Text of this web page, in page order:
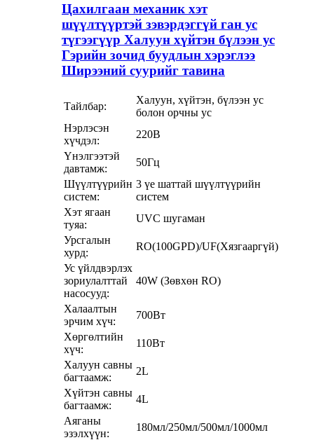
Цахилгаан механик хэт
шүүлтүүртэй зэвэрдэггүй ган ус
түгээгүүр Халуун хүйтэн бүлээн ус
Гэрийн зочид буудлын хэрэглээ
Ширээний суурийг тавина
Тайлбар:
Халуун, хүйтэн, бүлээн ус
болон орчны ус
Нэрлэсэн
хүчдэл:
220В
Үнэлгээтэй
давтамж:
50Гц
Шүүлтүүрийн
систем:
3 үе шаттай шүүлтүүрийн
систем
Хэт ягаан
туяа:
UVC шугаман
Урсгалын
хурд:
RO(100GPD)/UF(Хязгааргүй)
Ус үйлдвэрлэх
зориулалттай
насосууд:
40W (Зөвхөн RO)
Халаалтын
эрчим хүч:
700Вт
Хөргөлтийн
хүч:
110Вт
Халуун савны
багтаамж:
2L
Хүйтэн савны
багтаамж:
4L
Аяганы
эзэлхүүн:
180мл/250мл/500мл/1000мл